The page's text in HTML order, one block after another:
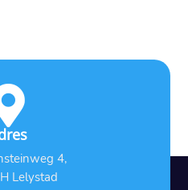
4,
Lelystad